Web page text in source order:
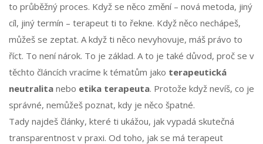
to průběžný proces. Když se něco změní – nová metoda, jiný
cíl, jiný termín – terapeut ti to řekne. Když něco nechápeš,
můžeš se zeptat. A když ti něco nevyhovuje, máš právo to
říct. To není nárok. To je základ. A to je také důvod, proč se v
těchto článcích vracíme k tématům jako terapeutická
neutralita nebo etika terapeuta. Protože když nevíš, co je
správné, nemůžeš poznat, kdy je něco špatné.
Tady najdeš články, které ti ukážou, jak vypadá skutečná
transparentnost v praxi. Od toho, jak se má terapeut